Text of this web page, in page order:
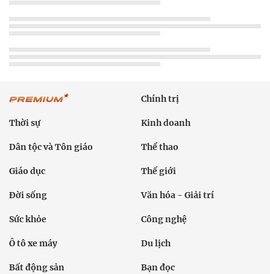
Chính trị
Thời sự Kinh doanh
Dân tộc và Tôn giáo Thể thao
Giáo dục Thế giới
Đời sống Văn hóa - Giải trí
Sức khỏe Công nghệ
Ô tô xe máy Du lịch
Bất động sản Bạn đọc